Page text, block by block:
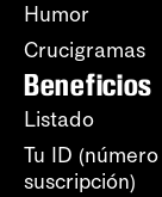
Humor
Crucigramas
Beneficios
Listado
Tu ID
suscripción)